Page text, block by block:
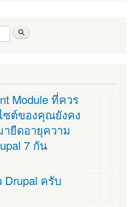
Module ที่ควร
ซต์ของคุณยังคง
ายืดอายุความ
7 กัน
Drupal ครับ